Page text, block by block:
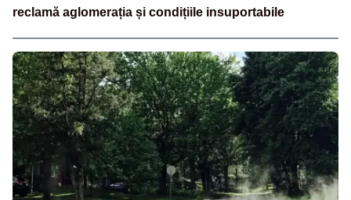
reclamă aglomerația și condițiile insuportabile